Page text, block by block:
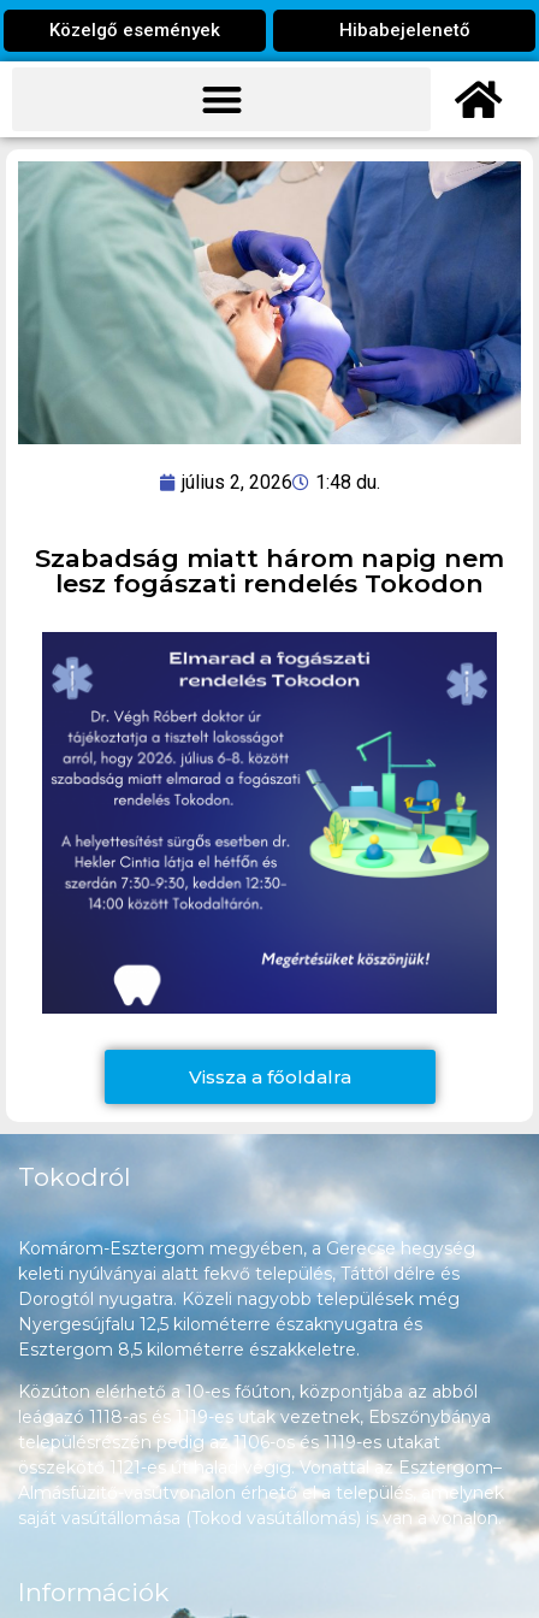
Közelgő események Hibabejelenető
július 2, 2026 1:48 du.
Szabadság miatt három napig nem
lesz fogászati rendelés Tokodon
Vissza a főoldalra
Tokodról
Komárom-Esztergom megyében, a Gerecse hegység
keleti nyúlványai alatt fekvő település, Táttól délre és
Dorogtól nyugatra. Közeli nagyobb települések még
Nyergesújfalu 12,5 kilométerre északnyugatra és
Esztergom 8,5 kilométerre északkeletre.
Közúton elérhető a 10-es főúton, központjába az abból
leágazó 1118-as és 1119-es utak vezetnek, Ebszőnybánya
településrészén pedig az 1106-os és 1119-es utakat
összekötő 1121-es út halad végig. Vonattal az Esztergom–
Almásfüzitő-vasútvonalon érhető el a település, amelynek
saját vasútállomása (Tokod vasútállomás) is van a vonalon.
Információk